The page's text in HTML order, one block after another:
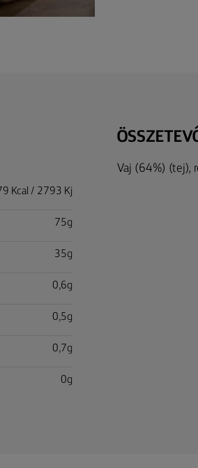
Kcal / 2793 Kj
75g
35g
0,6g
0,5g
0,7g
0g
Vaj (64%) (tej),